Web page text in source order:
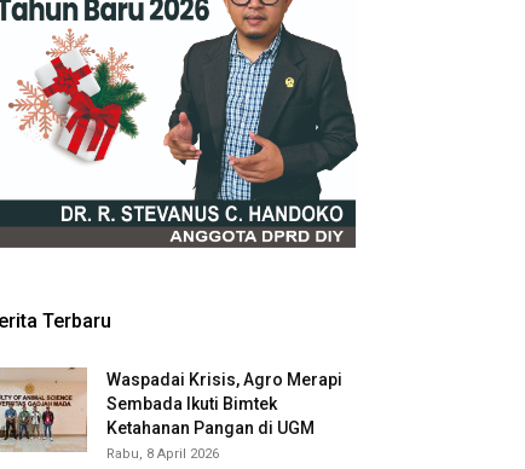
Terbaru
Waspadai Krisis, Agro Merapi
Sembada Ikuti Bimtek
Ketahanan Pangan di UGM
Rabu, 8 April 2026